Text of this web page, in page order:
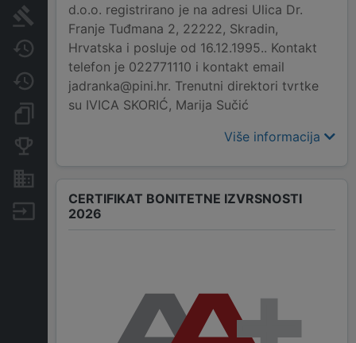
Sudske objave
Javne nabavke
Promjene
Dokumenti i objave
Nekretnine i imovina
Izvoz
d.o.o. registrirano je na adresi Ulica Dr.
Franje Tuđmana 2, 22222, Skradin,
Hrvatska i posluje od 16.12.1995.. Kontakt
telefon je 022771110 i kontakt email
jadranka@pini.hr. Trenutni direktori tvrtke
su IVICA SKORIĆ, Marija Sučić
Više informacija
CERTIFIKAT BONITETNE IZVRSNOSTI
2026